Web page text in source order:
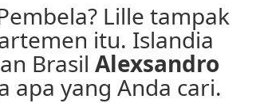
Lille tampak
itu. Islandia
Brasil Alexsandro
apa yang Anda cari.